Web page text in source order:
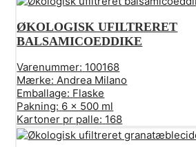
ØKOLOGISK UFILTRERET
BALSAMICOEDDIKE
Varenummer: 100168
Mærke: Andrea Milano
Emballage: Flaske
Pakning: 6 x 500 ml
Kartoner pr palle: 168